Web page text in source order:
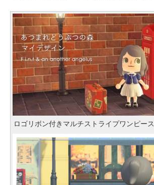
ロゴリボン付きマルチストライプワンピース